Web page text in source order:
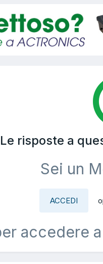
Le risposte a
Sei un
ACCEDI
accedere